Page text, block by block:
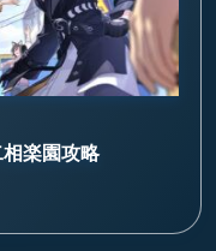
相楽園攻略